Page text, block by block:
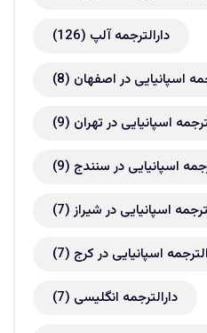
دارالترجمه آلپ (126)
اسپانیایی در اصفهان (8)
اسپانیایی در تهران (9)
اسپانیایی در سنندج (9)
اسپانیایی در شیراز(7)
اسپانیایی در کرج (7)
دارالترجمه انگلیسی (7)